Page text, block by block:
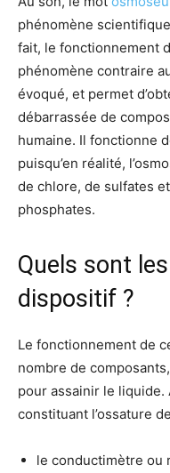
phénomène
fait, le fonctionnement
phénomène contraire
évoqué, et permet
débarrassée de
humaine. Il fonctionne
puisqu’en réalité,
de chlore, de sulfates
phosphates.
Quels sont
dispositif ?
Le fonctionnement de
nombre de
pour assainir le liquide.
constituant l’ossature
le conductimètre ou